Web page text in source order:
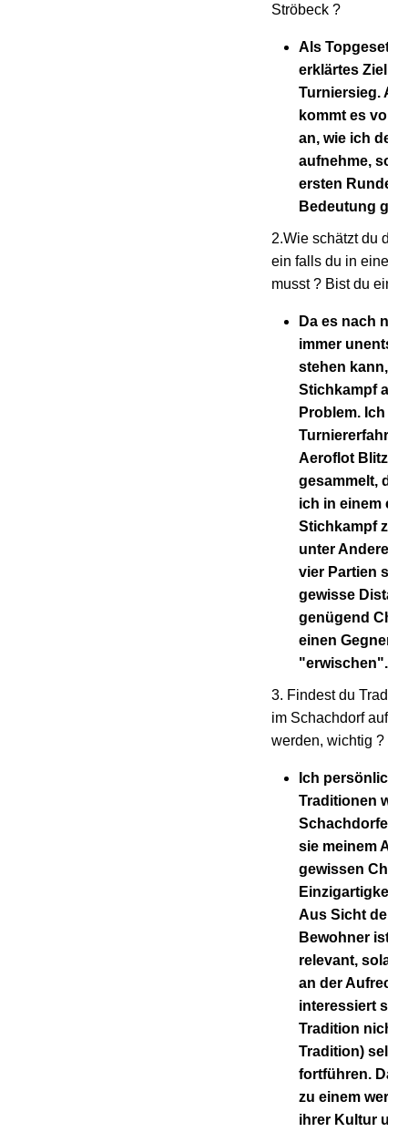
Ströbeck ?
Als
erklärtes Ziel
Turniersieg.
kommt es vor
an, wie ich den
aufnehme,
ersten Runden
Bedeutung
2.Wie schätzt du
ein falls du in einen
musst ? Bist du ein
Da es nach
immer
stehen kann,
Stichkampf an
Problem. Ich
Aeroflot
gesammelt,
ich in einem
Stichkampf
unter Anderem
vier Partien
gewisse
genügend
einen Gegner
"erwischen".
3. Findest du
im Schachdorf
werden, wichtig ?
Ich persönlich
Traditionen wie
Schachdorfes
sie meinem
gewissen
Einzigartigkeit
Aus Sicht der
Bewohner ist
relevant,
an der
interessiert
Tradition nicht
Tradition)
fortführen.
zu einem
ihrer Kultur